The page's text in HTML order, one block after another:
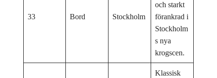
33 Bord Stockholm
och starkt
förankrad i
Stockholm
s nya
krogscen.
Klassisk